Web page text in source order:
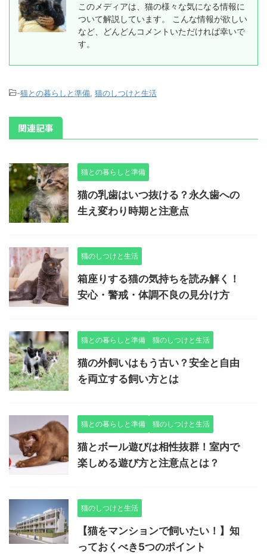
このメディアは、猫の様々な気になる情報に
ついて解説しています。 こんな情報が欲しい
など、どんどんコメントいただければ幸いで
す。
-猫との暮らしと準備 猫のしつけと生活
関連記事
猫との暮らしと準備
猫の乳歯はいつ抜ける？永久歯への
生え変わり時期と注意点
猫のしつけと生活
箱座りする猫の気持ちを読み解く！
安心・警戒・体調不良の見分け方
猫との暮らしと準備 猫のしつけと生活
猫の外飼いはもう古い？安全と自由
を両立する飼い方とは
猫との暮らしと準備 猫のしつけと生活
猫とボール遊びは相性抜群！室内で
楽しめる遊び方と注意点とは？
猫のしつけと生活
【猫をマンションで飼いたい！】知
っておくべき5つのポイント